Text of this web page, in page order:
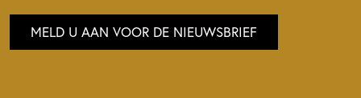
MELD U AAN VOOR DE NIEUWSBRIEF